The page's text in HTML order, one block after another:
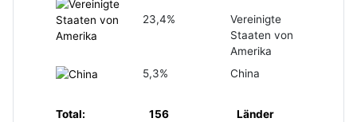
23,4%
Vereinigte
Staaten von
Amerika
5,3%
China
Total: 156 Länder